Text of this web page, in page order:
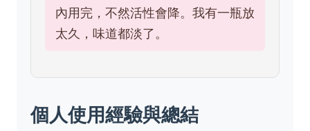
內用完，不然活性會降。我有一瓶放
太久，味道都淡了。
個人使用經驗與總結